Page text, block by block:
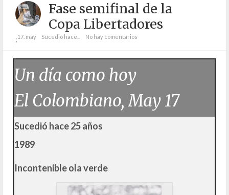
Fase semifinal de la
Copa Libertadores
;17. may Sucedió hace... No hay comentarios
Un día como hoy
El Colombiano, May 17
Sucedió hace 25 años
1989
Incontenible ola verde